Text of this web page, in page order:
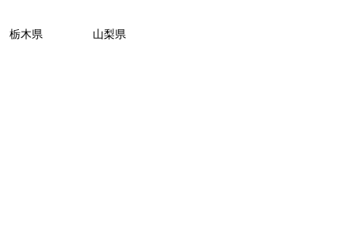
栃木県 山梨県